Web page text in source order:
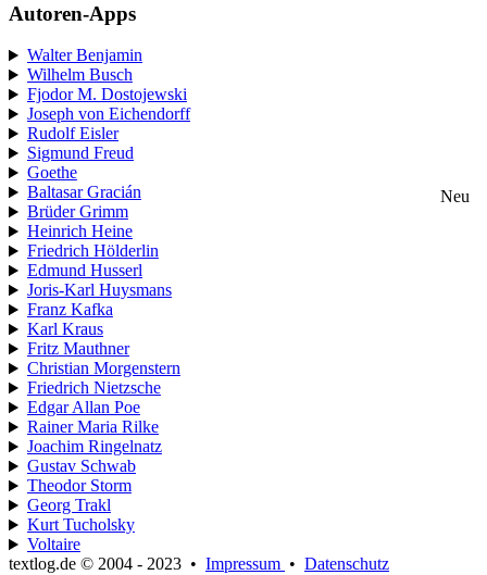
Autoren-Apps
Walter Benjamin
Wilhelm Busch
Fjodor M. Dostojewski
Joseph von Eichendorff
Rudolf Eisler
Sigmund Freud
Goethe
Baltasar Gracián
Neu
Brüder Grimm
Heinrich Heine
Friedrich Hölderlin
Edmund Husserl
Joris-Karl Huysmans
Franz Kafka
Karl Kraus
Fritz Mauthner
Christian Morgenstern
Friedrich Nietzsche
Edgar Allan Poe
Rainer Maria Rilke
Joachim Ringelnatz
Gustav Schwab
Theodor Storm
Georg Trakl
Kurt Tucholsky
Voltaire
textlog.de © 2004 - 2023 • Impressum • Datenschutz